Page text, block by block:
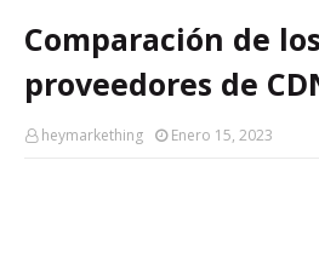
Comparación de
proveedores de
heymarkething Enero 15, 2023